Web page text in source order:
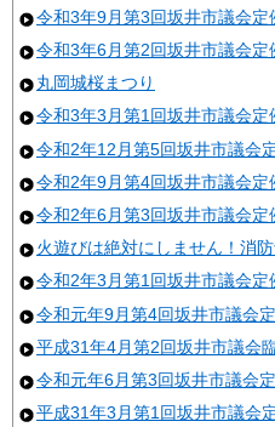
令和3年9月第3回坂井市議会定
令和3年6月第2回坂井市議会定
丸岡城桜まつり
令和3年3月第1回坂井市議会定
令和2年12月第5回坂井市議会
令和2年9月第4回坂井市議会定
令和2年6月第3回坂井市議会定
火遊びは絶対にしません！消
令和2年3月第1回坂井市議会定
令和元年9月第4回坂井市議会
平成31年4月第2回坂井市議会
令和元年6月第3回坂井市議会
平成31年3月第1回坂井市議会